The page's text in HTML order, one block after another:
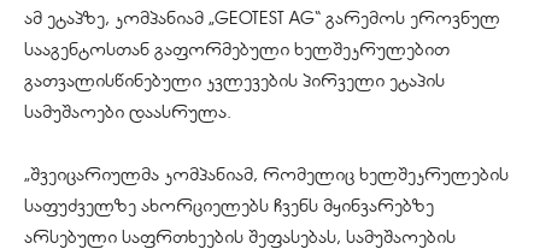
ამ ეტაპზე, კომპანიამ „GEOTEST AG“ გარემოს ეროვნულ
სააგენტოსთან გაფორმებული ხელშეკრულებით
გათვალისწინებული კვლევების პირველი ეტაპის
სამუშაოები დაასრულა.
„შვეიცარიულმა კომპანიამ, რომელიც ხელშეკრულების
საფუძველზე ახორციელებს ჩვენს მყინვარებზე
არსებული საფრთხეების შეფასებას, სამუშაოების